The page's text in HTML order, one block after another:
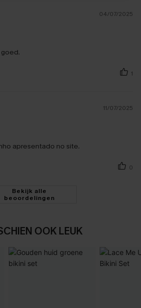
04/07/2025
1
11/07/2025
apresentado no site.
0
Bekijk alle
beoordelingen
OOK LEUK